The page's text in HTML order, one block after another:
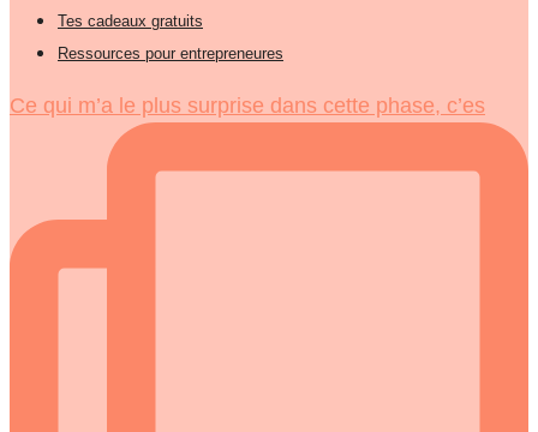
Tes cadeaux gratuits
Ressources pour entrepreneures
Ce qui m’a le plus surprise dans cette phase, c’es